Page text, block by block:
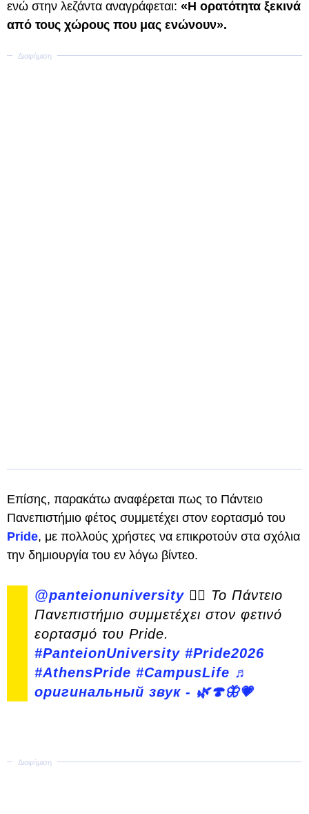
ενώ στην λεζάντα αναγράφεται: «Η ορατότητα ξεκινά
από τους χώρους που μας ενώνουν».
Επίσης, παρακάτω αναφέρεται πως το Πάντειο
Πανεπιστήμιο φέτος συμμετέχει στον εορτασμό του
Pride, με πολλούς χρήστες να επικροτούν στα σχόλια
την δημιουργία του εν λόγω βίντεο.
@panteionuniversity 🏳️‍🌈 Το Πάντειο
Πανεπιστήμιο συμμετέχει στον φετινό
εορτασμό του Pride.
#PanteionUniversity #Pride2026
#AthensPride #CampusLife ♬
оригинальный звук - 🌿🍄🦋💗